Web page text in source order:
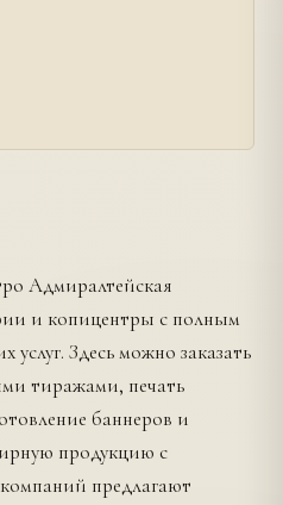
Адмиралтейская
и копицентры с полным
услуг. Здесь можно заказать
тиражами, печать
баннеров и
продукцию с
предлагают